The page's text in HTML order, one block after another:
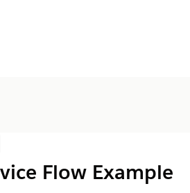
Flow Example